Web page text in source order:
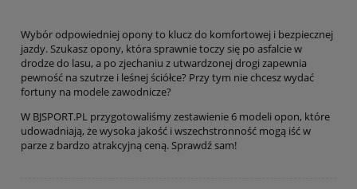
Wybór odpowiedniej opony to klucz do komfortowej i bezpiecznej
jazdy. Szukasz opony, która sprawnie toczy się po asfalcie w
drodze do lasu, a po zjechaniu z utwardzonej drogi zapewnia
pewność na szutrze i leśnej ściółce? Przy tym nie chcesz wydać
fortuny na modele zawodnicze?
W BJSPORT.PL przygotowaliśmy zestawienie 6 modeli opon, które
udowadniają, że wysoka jakość i wszechstronność mogą iść w
parze z bardzo atrakcyjną ceną. Sprawdź sam!